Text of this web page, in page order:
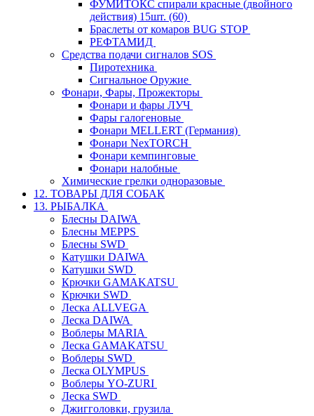
ФУМИТОКС спирали красные (двойного
действия) 15шт. (60)
Браслеты от комаров BUG STOP
РЕФТАМИД
Средства подачи сигналов SOS
Пиротехника
Сигнальное Оружие
Фонари, Фары, Прожекторы
Фонари и фары ЛУЧ
Фары галогеновые
Фонари MELLERT (Германия)
Фонари NexTORCH
Фонари кемпинговые
Фонари налобные
Химические грелки одноразовые
12. ТОВАРЫ ДЛЯ СОБАК
13. РЫБАЛКА
Блесны DAIWA
Блесны MEPPS
Блесны SWD
Катушки DAIWA
Катушки SWD
Крючки GAMAKATSU
Крючки SWD
Леска ALLVEGA
Леска DAIWA
Воблеры MARIA
Леска GAMAKATSU
Воблеры SWD
Леска OLYMPUS
Воблеры YO-ZURI
Леска SWD
Джигголовки, грузила